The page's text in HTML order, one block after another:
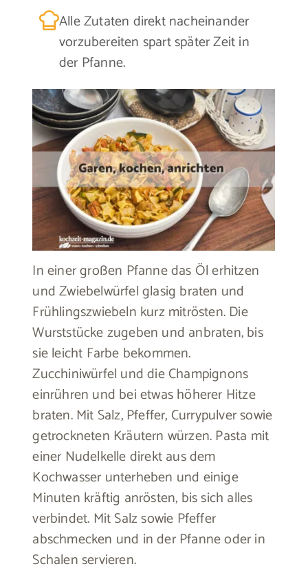
Alle Zutaten direkt nacheinander
vorzubereiten spart später Zeit in
der Pfanne.
In einer großen Pfanne das Öl erhitzen
und Zwiebelwürfel glasig braten und
Frühlingszwiebeln kurz mitrösten. Die
Wurststücke zugeben und anbraten, bis
sie leicht Farbe bekommen.
Zucchiniwürfel und die Champignons
einrühren und bei etwas höherer Hitze
braten. Mit Salz, Pfeffer, Currypulver sowie
getrockneten Kräutern würzen. Pasta mit
einer Nudelkelle direkt aus dem
Kochwasser unterheben und einige
Minuten kräftig anrösten, bis sich alles
verbindet. Mit Salz sowie Pfeffer
abschmecken und in der Pfanne oder in
Schalen servieren.